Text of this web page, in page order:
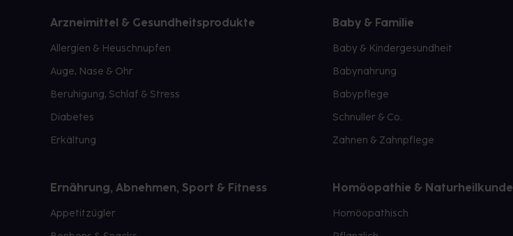
Arzneimittel & Gesundheitsprodukte
Allergien & Heuschnupfen
Auge, Nase & Ohr
Beruhigung, Schlaf & Stress
Diabetes
Erkältung
Baby & Familie
Baby & Kindergesundheit
Babynahrung
Babypflege
Schnuller & Co.
Zahnen & Zahnpflege
Ernährung, Abnehmen, Sport & Fitness
Appetitzügler
Homöopathie & Naturheilkunde
Homöopathisch